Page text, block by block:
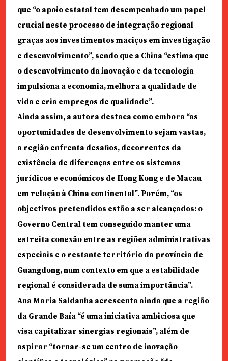
que “o apoio estatal tem desempenhado um papel
crucial neste processo de integração regional
graças aos investimentos maciços em investigação
e desenvolvimento”, sendo que a China “estima que
o desenvolvimento da inovação e da tecnologia
impulsiona a economia, melhora a qualidade de
vida e cria empregos de qualidade”.
Ainda assim, a autora destaca como embora “as
oportunidades de desenvolvimento sejam vastas,
a região enfrenta desafios, decorrentes da
existência de diferenças entre os sistemas
jurídicos e económicos de Hong Kong e de Macau
em relação à China continental”. Porém, “os
objectivos pretendidos estão a ser alcançados: o
Governo Central tem conseguido manter uma
estreita conexão entre as regiões administrativas
especiais e o restante território da província de
Guangdong, num contexto em que a estabilidade
regional é considerada de suma importância”.
Ana Maria Saldanha acrescenta ainda que a região
da Grande Baía “é uma iniciativa ambiciosa que
visa capitalizar sinergias regionais”, além de
aspirar “tornar-se um centro de inovação